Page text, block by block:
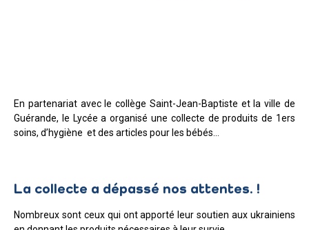
En partenariat avec le collège Saint-Jean-Baptiste et la ville de
Guérande, le Lycée a organisé une collecte de produits de 1ers
soins, d’hygiène et des articles pour les bébés…
La collecte a dépassé nos attentes. !
Nombreux sont ceux qui ont apporté leur soutien aux ukrainiens